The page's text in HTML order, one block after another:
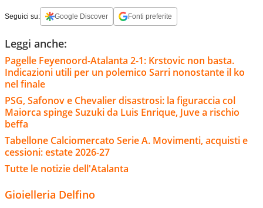
Seguici su: Google Discover Fonti preferite
Leggi anche:
Pagelle Feyenoord-Atalanta 2-1: Krstovic non basta.
Indicazioni utili per un polemico Sarri nonostante il ko
nel finale
PSG, Safonov e Chevalier disastrosi: la figuraccia col
Maiorca spinge Suzuki da Luis Enrique, Juve a rischio
beffa
Tabellone Calciomercato Serie A. Movimenti, acquisti e
cessioni: estate 2026-27
Tutte le notizie dell'Atalanta
Gioielleria Delfino